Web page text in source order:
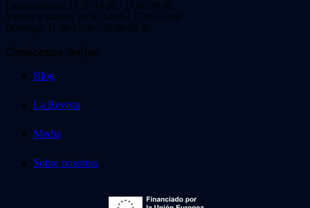
Lunes a jueves: 10:30-14:00 / 17:00-20:00
Viernes y sábado: 10:30-14:00 / 17:00-21:00
Domingo: 11:00-15:00 / 16:00-20:00
Conócenos mejor
Blog
La Revista
Media
Sobre nosotros